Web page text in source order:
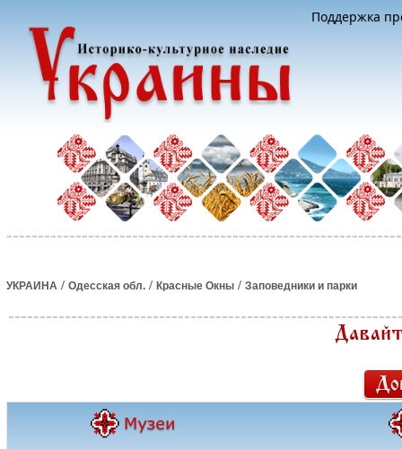
Поддержка
УКРАИНА / Одесская обл. / Красные Окны / Заповедники и парки